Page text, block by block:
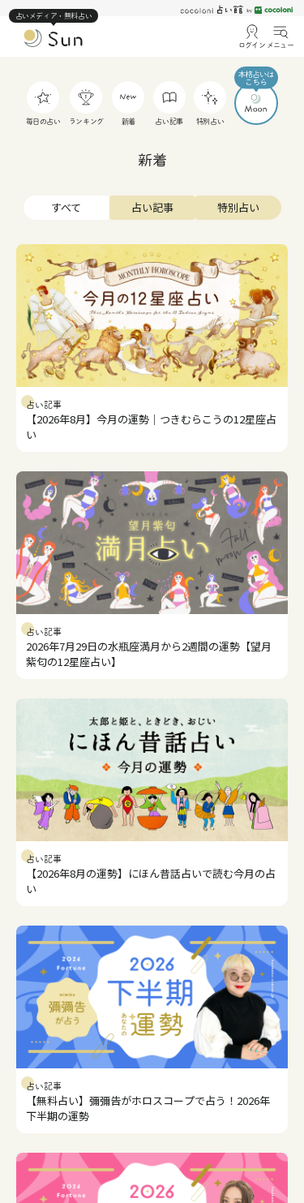
占いメディア・無料占い
ログイン メニュー
毎日の占い ランキング 新着 占い記事 特別占い
新着
すべて 占い記事 特別占い
占い記事
【2026年8月】今月の運勢｜つきむらこうの12星座占
い
占い記事
2026年7月29日の水瓶座満月から2週間の運勢【望月
紫匂の12星座占い】
占い記事
【2026年8月の運勢】にほん昔話占いで読む今月の占
い
占い記事
【無料占い】彌彌告がホロスコープで占う！2026年
下半期の運勢